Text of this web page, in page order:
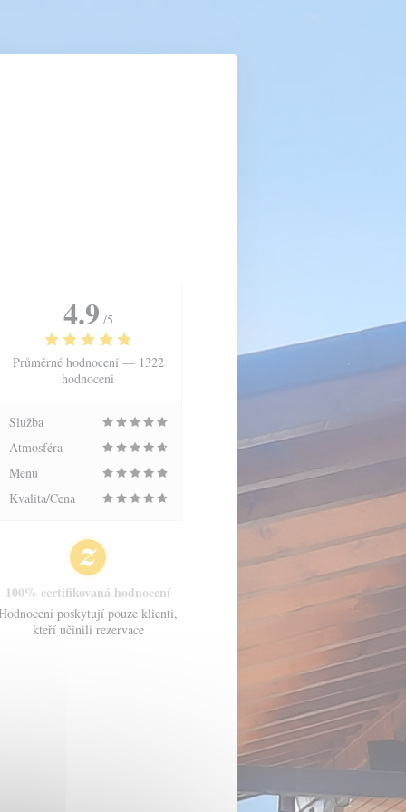
4.9 /5
Průměrné hodnocení — 1322
hodnoceni
Služba
Atmosféra
Menu
Kvalita/Cena
100% certifikovaná hodnocení
poskytují pouze klienti,
kteří učinili rezervace